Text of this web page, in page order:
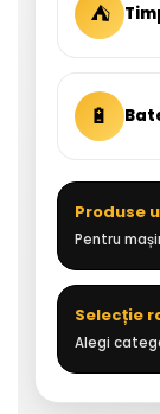
⛺
🔋
Produse
Pentru
Selecție
Alegi